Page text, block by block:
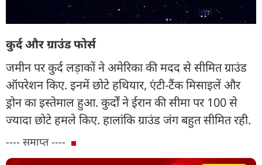
कुर्द और ग्राउंड फोर्स
जमीन पर कुर्द लड़ाकों ने अमेरिका की मदद से सीमित ग्राउंड
ऑपरेशन किए. इनमें छोटे हथियार, एंटी-टैंक मिसाइलें और
ड्रोन का इस्तेमाल हुआ. कुर्दों ने ईरान की सीमा पर 100 से
ज्यादा छोटे हमले किए. हालांकि ग्राउंड जंग बहुत सीमित रही.
---- समाप्त ----